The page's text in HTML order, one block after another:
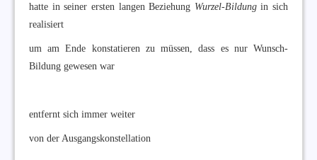
hatte in seiner ersten langen Beziehung Wurzel-Bildungin sich
realisiert
um am Ende konstatieren zu müssen, dass es nur Wunsch-
Bildung gewesen war
entfernt sich immer weiter
von der Ausgangskonstellation